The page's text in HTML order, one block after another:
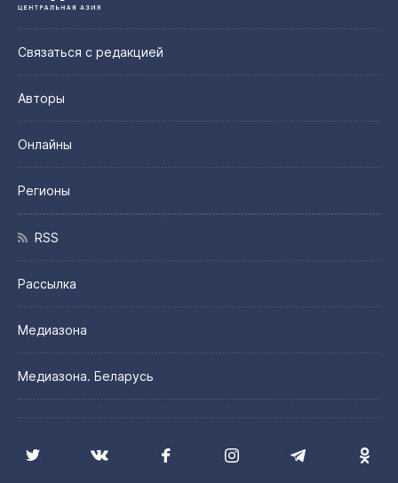
Связаться с редакцией
Авторы
Онлайны
Регионы
RSS
Рассылка
Медиазона
Медиазона. Беларусь